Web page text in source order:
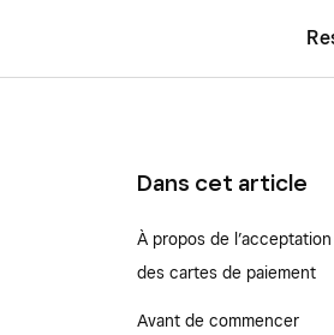
Dans cet article
À propos de l’acceptation
des cartes de paiement
Avant de commencer